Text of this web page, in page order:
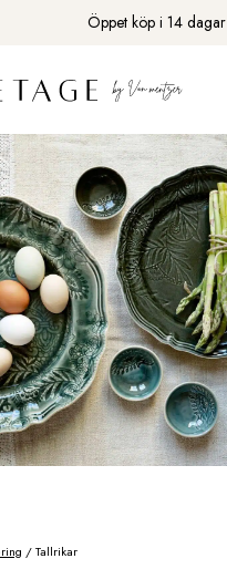
Öppet köp i 14 dagar
/ Tallrikar